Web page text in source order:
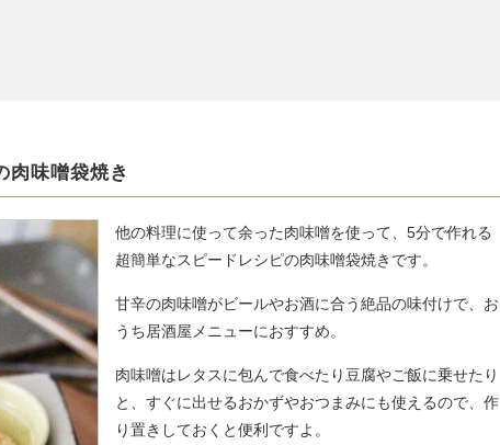
肉味噌袋焼き
他の料理に使って余った肉味噌を使って、5分で作れる
超簡単なスピードレシピの肉味噌袋焼きです。
甘辛の肉味噌がビールやお酒に合う絶品の味付けで、お
うち居酒屋メニューにおすすめ。
肉味噌はレタスに包んで食べたり豆腐やご飯に乗せたり
と、すぐに出せるおかずやおつまみにも使えるので、作
り置きしておくと便利ですよ。